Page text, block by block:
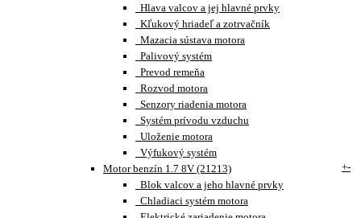
Hlava valcov a jej hlavné prvky
Kľukový hriadeľ a zotrvačník
Mazacia sústava motora
Palivový systém
Prevod remeňa
Rozvod motora
Senzory riadenia motora
Systém prívodu vzduchu
Uloženie motora
Výfukový systém
Motor benzín 1.7 8V (21213)
+-
Blok valcov a jeho hlavné prvky
Chladiaci systém motora